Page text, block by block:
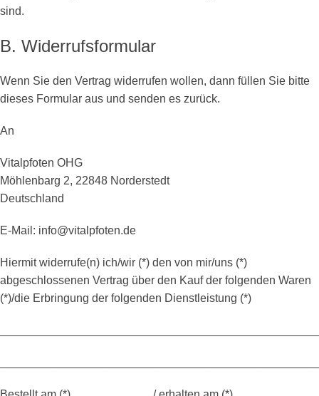
sind.
B. Widerrufsformular
Wenn Sie den Vertrag widerrufen wollen, dann füllen Sie bitte
dieses Formular aus und senden es zurück.
An
Vitalpfoten OHG
Möhlenbarg 2, 22848 Norderstedt
Deutschland
E-Mail: info@vitalpfoten.de
Hiermit widerrufe(n) ich/wir (*) den von mir/uns (*)
abgeschlossenen Vertrag über den Kauf der folgenden Waren
(*)/die Erbringung der folgenden Dienstleistung (*)